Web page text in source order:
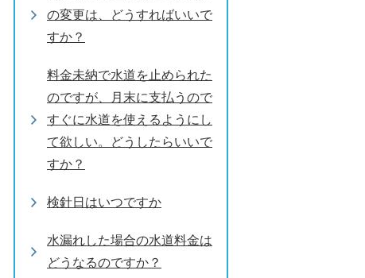
の変更は、どうすればいいで
すか？
料金未納で水道を止められた
のですが、月末に支払うので
すぐに水道を使えるようにし
て欲しい。どうしたらいいで
すか？
検針日はいつですか
水漏れした場合の水道料金は
どうなるのですか？